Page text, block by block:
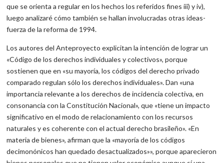
que se orienta a regular en los hechos los referidos fines iii) y iv),
luego analizaré cómo también se hallan involucradas otras ideas-
fuerza de la reforma de 1994.
Los autores del Anteproyecto explicitan la intención de lograr un
«Código de los derechos individuales y colectivos», porque
sostienen que en «su mayoría, los códigos del derecho privado
comparado regulan sólo los derechos individuales». Dan «una
importancia relevante a los derechos de incidencia colectiva, en
consonancia con la Constitución Nacional», que «tiene un impacto
significativo en el modo de relacionamiento con los recursos
naturales y es coherente con el actual derecho brasileño». «En
materia de bienes», afirman que la «mayoría de los códigos
decimonónicos han quedado desactualizados»», porque aparecieron